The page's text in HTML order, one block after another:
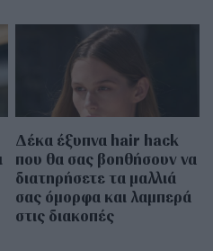
Δέκα έξυπνα hair hack
που θα σας βοηθήσουν να
διατηρήσετε τα μαλλιά
σας όμορφα και λαμπερά
στις διακοπές